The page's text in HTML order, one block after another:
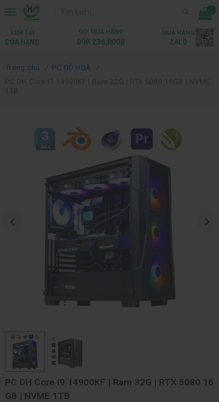
...
XEM TẠI
CỬA HÀNG
GỌI MUA HÀNG
098.236.8008
MUA HÀNG
ZALO
Trang chủ
PC ĐỒ HỌA
PC DH Core I9 14900KF | Ram 32G | RTX 5080 16
GB | NVME 1TB